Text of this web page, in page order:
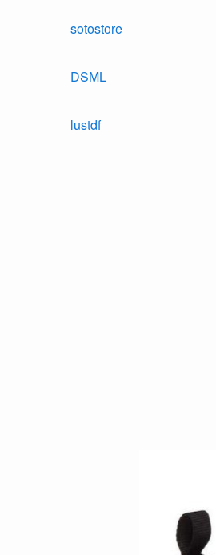
sotostore
DSML
lustdf